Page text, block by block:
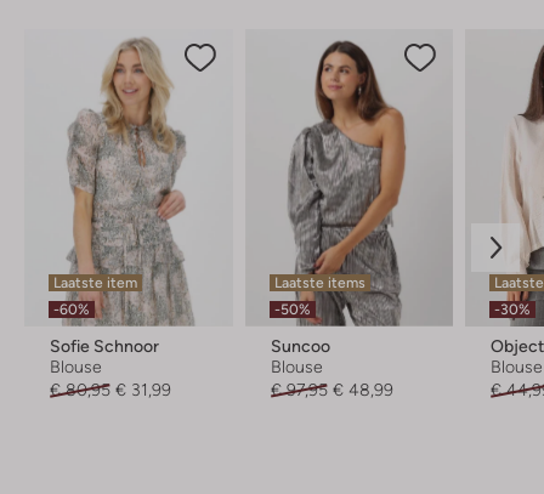
Laatste item
-60%
Sofie Schnoor
Blouse
€ 80,95 € 31,99
Laatste items
-50%
Suncoo
Blouse
€ 97,95 € 48,99
-30%
Object
Blouse
€